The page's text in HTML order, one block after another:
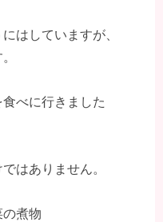
はしていますが、
べに行きました
はありません。
煮物